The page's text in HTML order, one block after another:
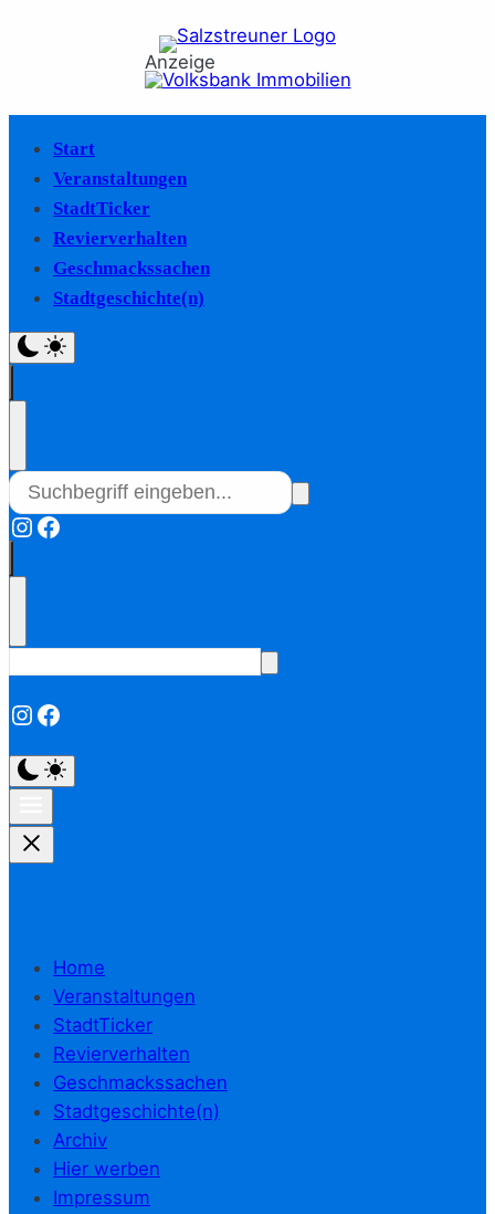
Anzeige
Start
Veranstaltungen
StadtTicker
Revierverhalten
Geschmackssachen
Stadtgeschichte(n)
Instagram
Facebook
Instagram
Facebook
Home
Veranstaltungen
StadtTicker
Revierverhalten
Geschmackssachen
Stadtgeschichte(n)
Archiv
Hier werben
Impressum